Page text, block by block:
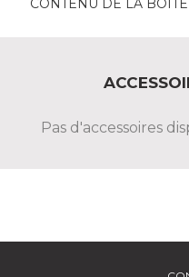
Pas d'accessoires